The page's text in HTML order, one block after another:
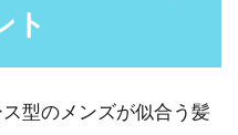
法をご紹介
ト
型のメンズが似合う髪